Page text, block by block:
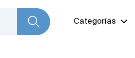
Categorías